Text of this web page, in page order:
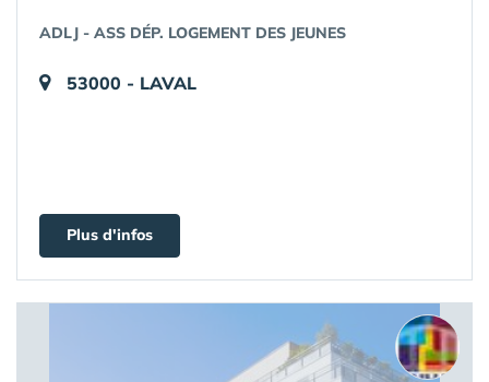
ADLJ - ASS DÉP. LOGEMENT DES JEUNES
53000 - LAVAL
Plus d'infos